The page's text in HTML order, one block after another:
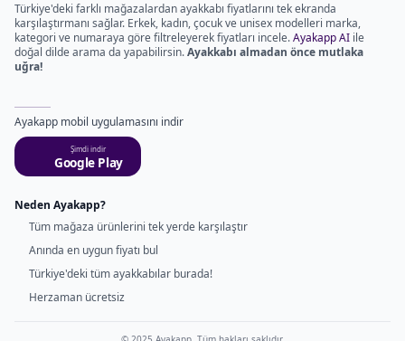
Türkiye'deki farklı mağazalardan ayakkabı fiyatlarını tek ekranda
karşılaştırmanı sağlar. Erkek, kadın, çocuk ve unisex modelleri marka,
kategori ve numaraya göre filtreleyerek fiyatları incele.Ayakapp AI ile
doğal dilde arama da yapabilirsin.Ayakkabı almadan önce mutlaka
uğra!
Ayakapp mobil uygulamasını indir
Şimdi indir
Google Play
Neden Ayakapp?
Tüm mağaza ürünlerini tek yerde karşılaştır
Anında en uygun fiyatı bul
Türkiye'deki tüm ayakkabılar burada!
Herzaman ücretsiz